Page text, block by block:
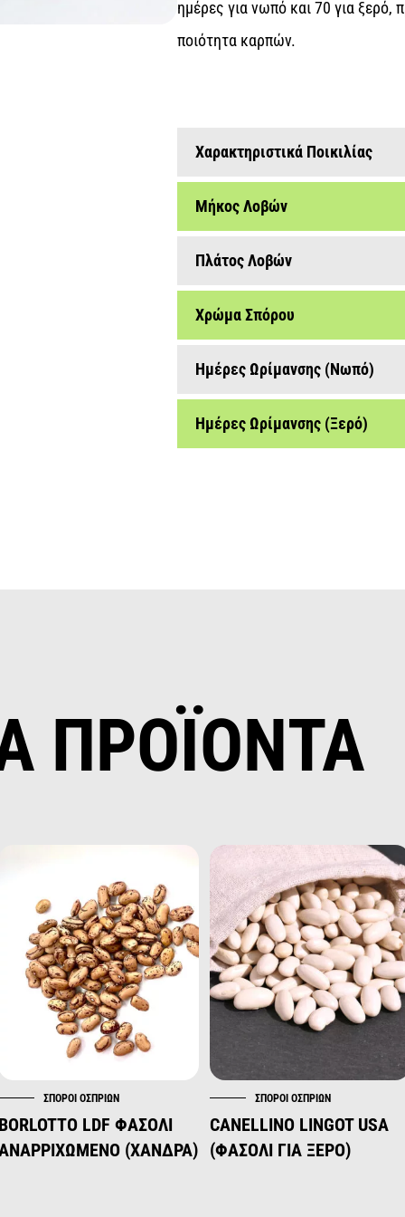
φακελάκια σπόρων & σταντ
ημέρες για νωπό και 70 για ξερό,
ποιότητα καρπών.
Χαρακτηριστικά Ποικιλίας
Μήκος Λοβών
Πλάτος Λοβών
Χρώμα Σπόρου
Ημέρες Ωρίμανσης (Νωπό)
Ημέρες Ωρίμανσης (Ξερό)
ΠΡΟΪΟΝΤΑ
ΣΠΌΡΟΙ ΟΣΠΡΊΩΝ
BORLOTTO LDF ΦΑΣΟΛΙ
(ΧΑΝΔΡΑ)
ΣΠΌΡΟΙ ΟΣΠΡΊΩΝ
CANELLINO LINGOT USA
(ΦΑΣΟΛΙ ΓΙΑ ΞΕΡΟ)